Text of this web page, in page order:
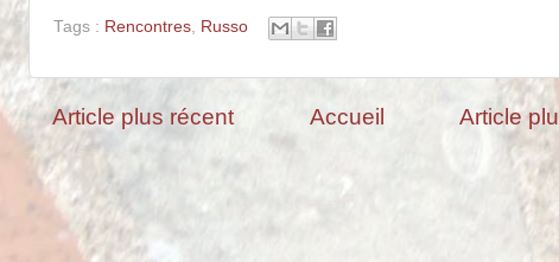
Tags : Rencontres, Russo
Article plus récent Article
Accueil